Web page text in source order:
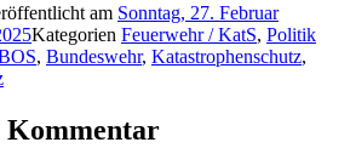
am Sonntag, 27. Februar
Kategorien Feuerwehr / KatS, Politik
, Bundeswehr, Katastrophenschutz,
Kommentar